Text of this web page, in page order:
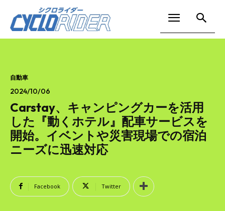
自動車
2024/10/06
Carstay、キャンピングカーを活用
した『動くホテル』配車サービスを
開始。イベントや災害現場での宿泊
ニーズに迅速対応
Facebook Twitter